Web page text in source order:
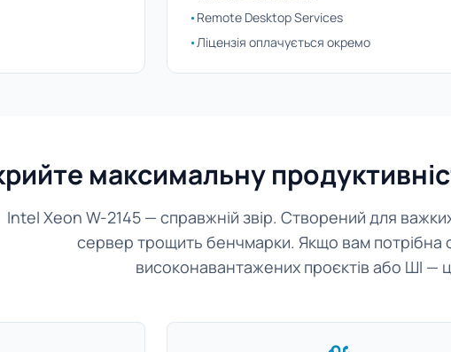
•Remote Desktop Services
•Ліцензія оплачується окремо
максимальну
Intel Xeon W-2145 — справжній звір. Створений для
сервер трощить бенчмарки. Якщо вам потрібна
високонавантажених проєктів або ШІ —